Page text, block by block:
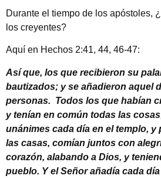
Durante el tiempo de los apóstoles,
los creyentes?
Aquí en Hechos 2:41, 44, 46-47:
Así que, los que recibieron su
bautizados; y se añadieron aquel
personas. Todos los que habían
y tenían en común todas las
unánimes cada día en el templo, y
las casas, comían juntos con
corazón, alabando a Dios, y
pueblo. Y el Señor añadía cada